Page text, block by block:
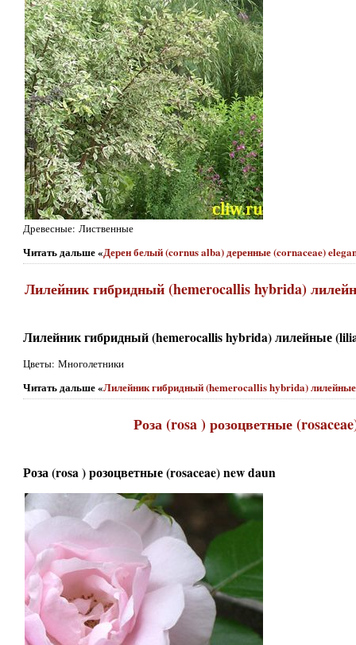
Древесные: Лиственные
Читать дальше «Дерен белый (cornus alba) деренные (cornaceae)
Лилейник гибридный (hemerocallis hybrida)
Лилейник гибридный (hemerocallis hybrida) лилейные
Цветы: Многолетники
Читать дальше «Лилейник гибридный (hemerocallis hybrida)
Роза (rosa ) розоцветные
Роза (rosa ) розоцветные (rosaceae) new daun